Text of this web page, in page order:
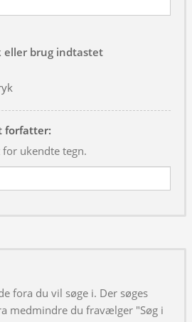
eller brug indtastet
forfatter:
ukendte tegn.
fora du vil søge i. Der søges
medmindre du fravælger "Søg i